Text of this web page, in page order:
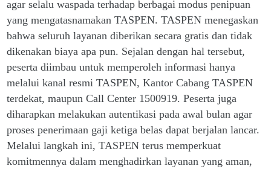
agar selalu waspada terhadap berbagai modus penipuan
yang mengatasnamakan TASPEN. TASPEN menegaskan
bahwa seluruh layanan diberikan secara gratis dan tidak
dikenakan biaya apa pun. Sejalan dengan hal tersebut,
peserta diimbau untuk memperoleh informasi hanya
melalui kanal resmi TASPEN, Kantor Cabang TASPEN
terdekat, maupun Call Center 1500919. Peserta juga
diharapkan melakukan autentikasi pada awal bulan agar
proses penerimaan gaji ketiga belas dapat berjalan lancar.
Melalui langkah ini, TASPEN terus memperkuat
komitmennya dalam menghadirkan layanan yang aman,